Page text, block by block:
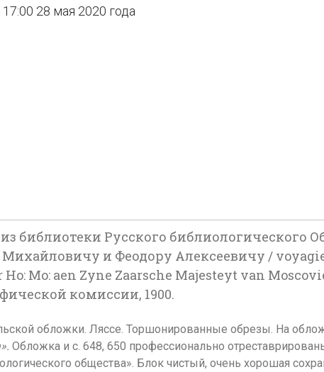
28 мая 2020 года
библиотеки Русского библиологического
и Феодору Алексеевичу /
Mo: aen Zyne Zaarsche Majesteyt van
комиссии, 1900.
обложки. Ляссе. Торшонированные обрезы. На
Обложка и с. 648, 650 профессионально
общества». Блок чистый, очень хорошая